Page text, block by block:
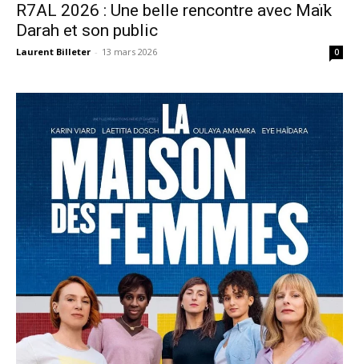
R7AL 2026 : Une belle rencontre avec Maïk
Darah et son public
Laurent Billeter - 13 mars 2026 0